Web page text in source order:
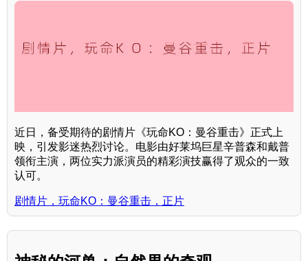
近日，备受期待的剧情片《玩命KO：曼谷重击》正式上
映，引发影迷热烈讨论。电影由好莱坞巨星辛普森和戴普
领衔主演，两位实力派演员的精彩演技赢得了观众的一致
认可。
剧情片，玩命KO：曼谷重击，正片